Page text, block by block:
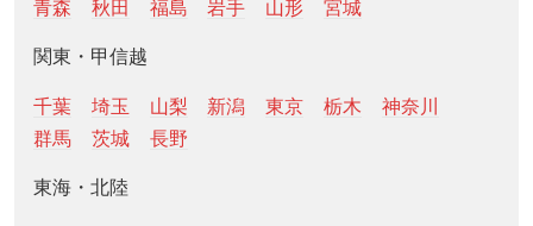
青森 秋田 福島 岩手 山形 宮城
関東・甲信越
千葉 埼玉 山梨 新潟 東京 栃木
神奈川
群馬
茨城 長野
東海・北陸